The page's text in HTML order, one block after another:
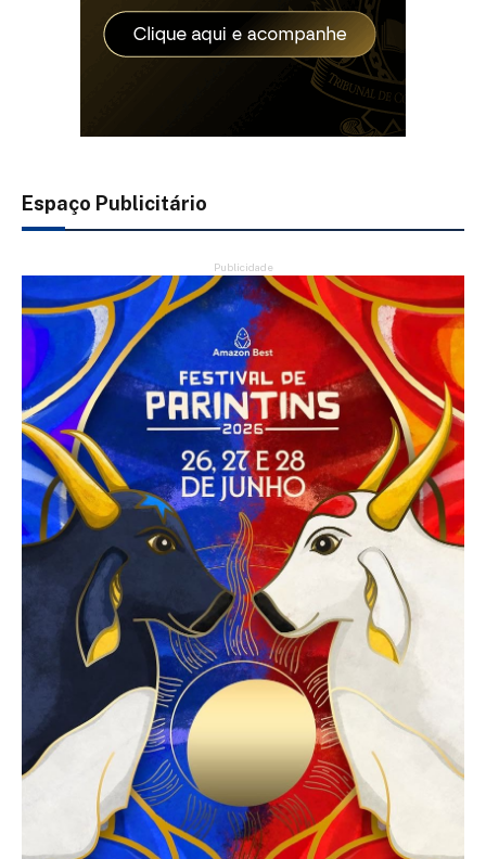
Espaço Publicitário
Publicidade